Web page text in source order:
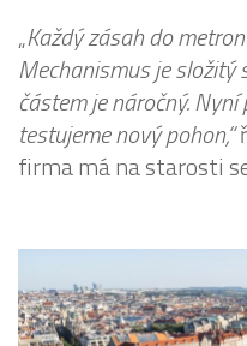
„Každý zásah do
Mechanismus je
částem je náročný.
testujeme nový pohon,“
firma má na starosti